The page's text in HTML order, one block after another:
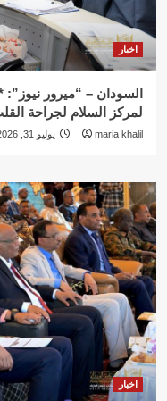
اخبار
السودان – “ميرور نيوز”:
لمركز السلام لجراحة
maria khalil يوليو 31, 2026
اخبار